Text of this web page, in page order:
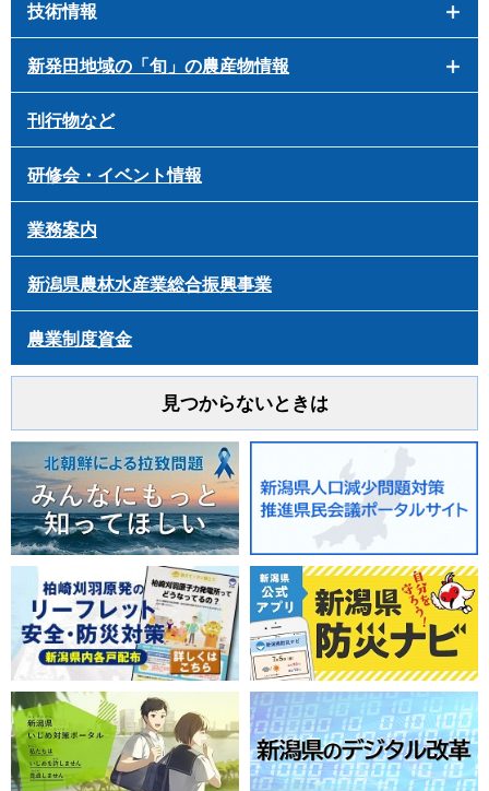
技術情報
新発田地域の「旬」の農産物情報
刊行物など
研修会・イベント情報
業務案内
新潟県農林水産業総合振興事業
農業制度資金
見つからないときは